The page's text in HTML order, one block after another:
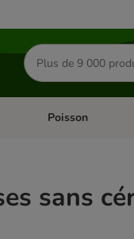
Rechercher
des
produits
Dérouler les
Poisson
sans